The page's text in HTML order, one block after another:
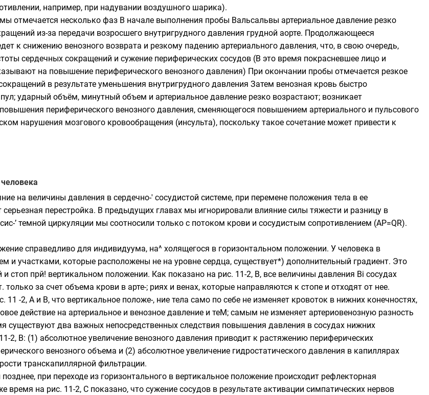
например, при надувании воздушного шарика).
отмечается несколько фаз В начале выполнения пробы Вальсальвы артериальное давление резко
из-за передачи возросшего внутригрудного давления грудной аорте. Продолжающееся
к снижению венозного возврата и резкому падению артериального давления, что, в свою очередь,
сердечных сокращений и сужение периферических сосудов (В это время покрасневшее лицо и
на повышение периферического венозного давления) При окончании пробы отмечается резкое
в результате уменьшения внутригрудного давления Затем венозная кровь быстро
ударный объём, минутный объем и артериальное давление резко возрастают; возникает
периферического венозного давления, сменяющегося повышением артериального и пульсового
нарушения мозгового кровообращения (инсульта), поскольку такое сочетание может привести к
на величины давления в сердечно-' сосудистой системе, при перемене положения тела в ее
перестройка. В предыдущих главах мы игнорировали влияние силы тяжести и разницу в
’ темной циркуляции мы соотносили только с потоком крови и сосудистым сопротивлением (AP=QR).
справедливо для индивидуума, на^ холящегося в горизонтальном положении. У человека в
и участками, которые расположены не на уровне сердца, существует*) дополнительный градиент. Это
стоп прй! вертикальном положении. Как показано на рис. 11-2, В, все величины давления Bi сосудах
за счет объема крови в арте-; риях и венах, которые направляются к стопе и отходят от нее.
11 -2, А и В, что вертикальное положе-, ние тела само по себе не изменяет кровоток в нижних конечностях,
действие на артериальное и венозное давление и теМ; самым не изменяет артериовенозную разность
существуют два важных непосредственных следствия повышения давления в сосудах нижних
2, В: (1) абсолютное увеличение венозного давления приводит к растяжению периферических
венозного объема и (2) абсолютное увеличение гидростатического давления в капиллярах
транскапиллярной фильтрации.
при переходе из горизонтального в вертикальное положение происходит рефлекторная
время на рис. 11-2, С показано, что сужение сосудов в результате активации симпатических нервов